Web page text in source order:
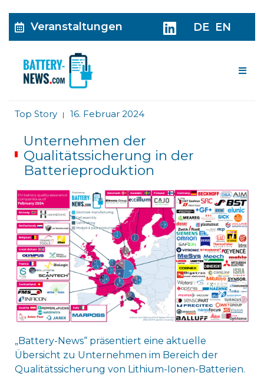
Veranstaltungen DE EN
Top Story | 16. Februar 2024
Unternehmen der
Qualitätssicherung in der
Batterieproduktion
„Battery-News“ präsentiert eine aktuelle
Übersicht zu Unternehmen im Bereich der
Qualitätssicherung von Lithium-Ionen-Batterien.